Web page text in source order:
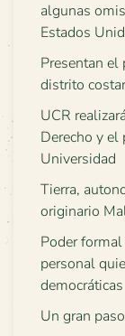
algunas
Estados
Presentan
distrito
UCR
Derecho y el
Universidad
Tierra,
originario
Poder
personal
democráticas
Un gran